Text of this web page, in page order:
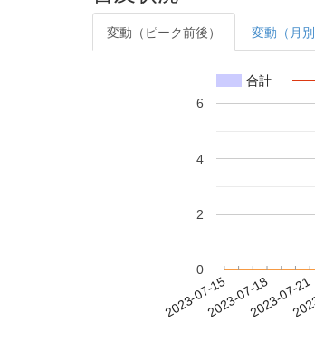
変動（ピーク前後） 変動（月別
合計
2023-07-152023-07-182023-07-21
0
2
4
6